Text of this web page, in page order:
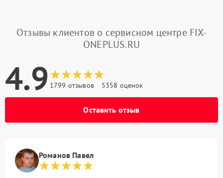
Отзывы клиентов о сервисном центре FIX-
ONEPLUS.RU
4.9 1799 отзывов 5358 оценок
Оставить отзыв
Романов Павел